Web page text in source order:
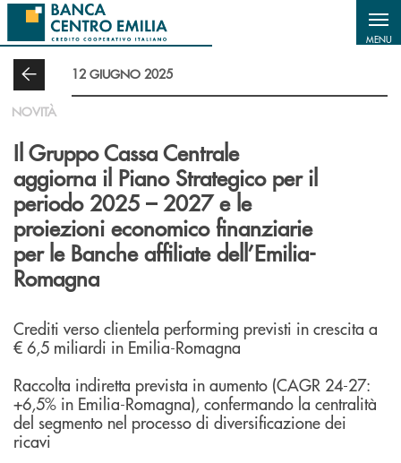
Salta al contenuto principale
MENU
12 GIUGNO 2025
NOVITÀ
Il Gruppo Cassa Centrale
aggiorna il Piano Strategico per il
periodo 2025 – 2027 e le
proiezioni economico finanziarie
per le Banche affiliate dell’Emilia-
Romagna
Crediti verso clientela performing previsti in crescita a
€ 6,5 miliardi in Emilia-Romagna
Raccolta indiretta prevista in aumento (CAGR 24-27:
+6,5% in Emilia-Romagna), confermando la centralità
del segmento nel processo di diversificazione dei
ricavi